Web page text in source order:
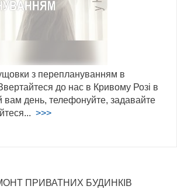
з переплануванням в
до нас в Кривому Розі в
вам день, телефонуйте, задавайте
>>>
ПРИВАТНИХ БУДИНКІВ